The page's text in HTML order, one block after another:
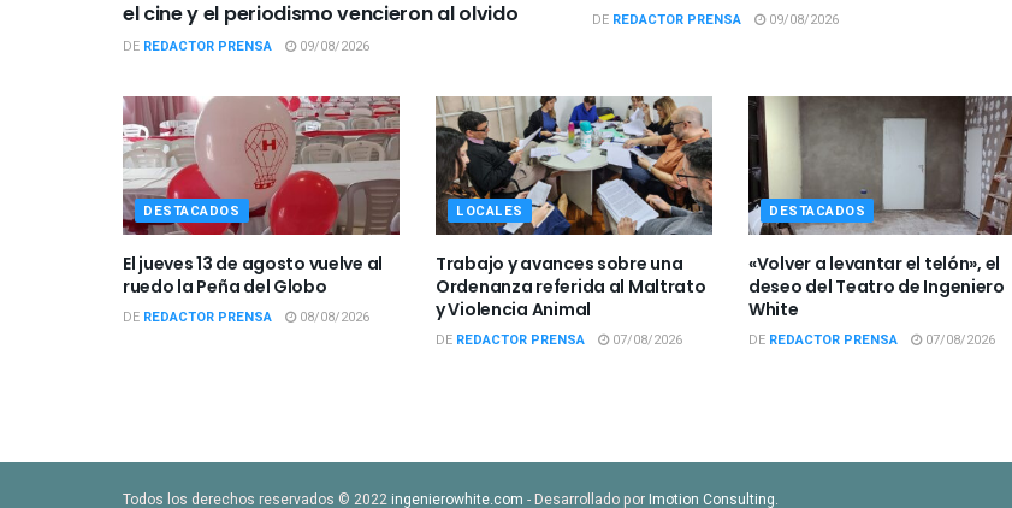
el cine y el periodismo vencieron al olvido
DE REDACTOR PRENSA 09/08/2026
DE REDACTOR PRENSA 09/08/2026
DESTACADOS
El jueves 13 de agosto vuelve al
ruedo la Peña del Globo
DE REDACTOR PRENSA 08/08/2026
LOCALES
Trabajo y avances sobre una
Ordenanza referida al Maltrato
y Violencia Animal
DE REDACTOR PRENSA 07/08/2026
DESTACADOS
«Volver a levantar el telón», el
deseo del Teatro de Ingeniero
White
DE REDACTOR PRENSA 07/08/2026
Todos los derechos reservados © 2022ingenierowhite.com - Desarrollado porImotion Consulting.